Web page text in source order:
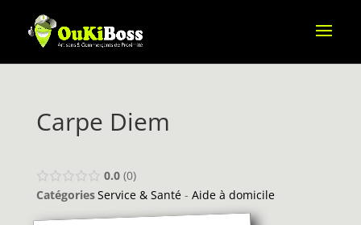
Carpe Diem
0.0 0
CatégoriesService & Santé- Aide à domicile